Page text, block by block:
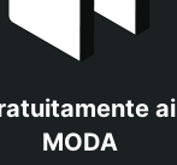
MODA